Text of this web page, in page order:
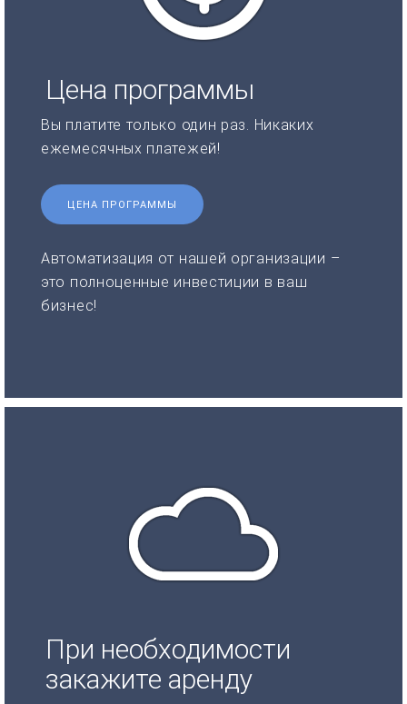
Цена программы
Вы платите только один раз. Никаких
ежемесячных платежей!
ЦЕНА ПРОГРАММЫ
Автоматизация от нашей организации –
это полноценные инвестиции в ваш
бизнес!
При необходимости
закажите аренду